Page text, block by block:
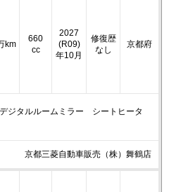
km
660
cc
2027
(R09)
年10月
修復歴
なし
京都府
ジタルルームミラー シートヒータ
京都三菱自動車販売（株）舞鶴店